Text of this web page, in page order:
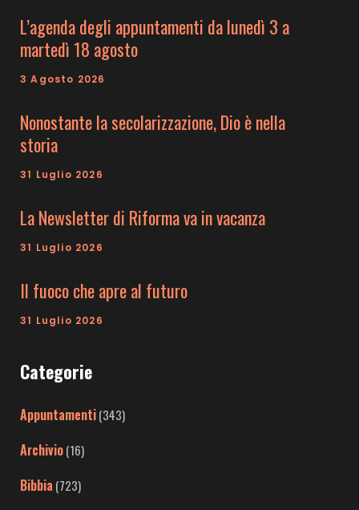
L’agenda degli appuntamenti da lunedì 3 a
martedì 18 agosto
3 Agosto 2026
Nonostante la secolarizzazione, Dio è nella
storia
31 Luglio 2026
La Newsletter di Riforma va in vacanza
31 Luglio 2026
Il fuoco che apre al futuro
31 Luglio 2026
Categorie
Appuntamenti(343)
Archivio(16)
Bibbia (723)